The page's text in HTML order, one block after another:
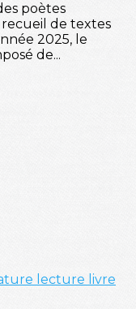
poètes
recueil de textes
2025, le
de...
lecture livre